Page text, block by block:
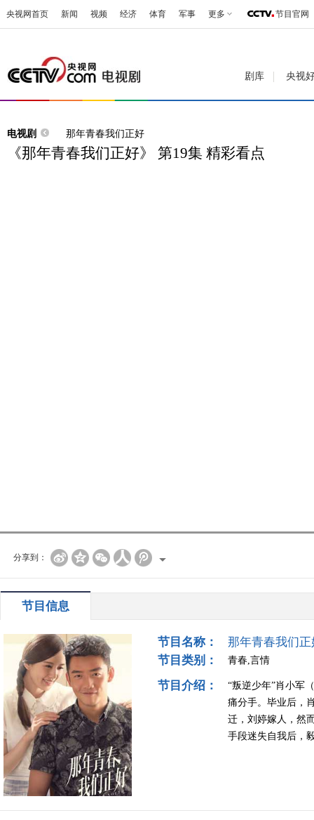
央视网首页 新闻 视频 经济 体育 军事 更多 节目官网
剧库 央视
电视剧 那年青春我们正好
《那年青春我们正好》 第19集 精彩看点
分享到：
节目信息
节目名称：
那年青春我们正
节目类别：
青春,言情
节目介绍：
“叛逆少年”肖小军
痛分手。毕业后，
迁，刘婷嫁人，然
手段迷失自我后，